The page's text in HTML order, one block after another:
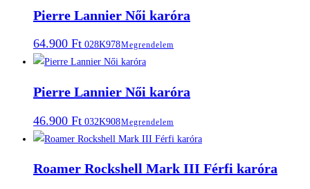
Pierre Lannier Női karóra
64.900 Ft 028K978Megrendelem
Pierre Lannier Női karóra
46.900 Ft 032K908Megrendelem
Roamer Rockshell Mark III Férfi karóra